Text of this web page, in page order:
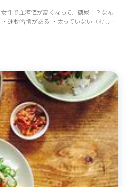
性で血糖値が高くなって、糖尿！？なん
運動習慣がある ・太っていない（むし…